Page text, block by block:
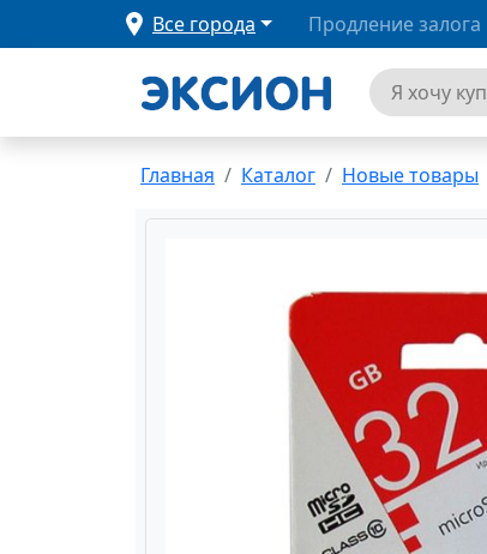
Все города Продление залога
Главная Каталог Новые товары